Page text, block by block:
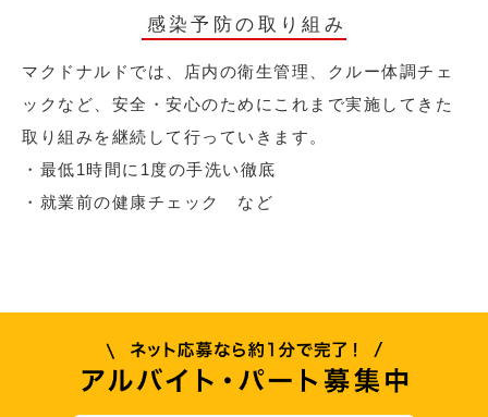
感染予防の取り組み
マクドナルドでは、店内の衛生管理、クルー体調チェ
ックなど、安全・安心のためにこれまで実施してきた
取り組みを継続して行っていきます。
・最低1時間に1度の手洗い徹底
・就業前の健康チェック など